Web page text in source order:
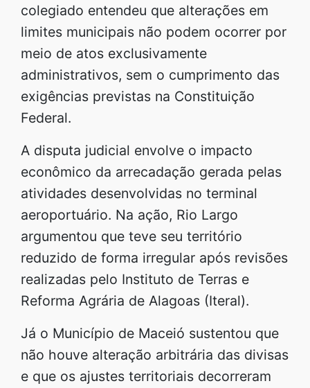
colegiado entendeu que alterações em
limites municipais não podem ocorrer por
meio de atos exclusivamente
administrativos, sem o cumprimento das
exigências previstas na Constituição
Federal.
A disputa judicial envolve o impacto
econômico da arrecadação gerada pelas
atividades desenvolvidas no terminal
aeroportuário. Na ação, Rio Largo
argumentou que teve seu território
reduzido de forma irregular após revisões
realizadas pelo Instituto de Terras e
Reforma Agrária de Alagoas (Iteral).
Já o Município de Maceió sustentou que
não houve alteração arbitrária das divisas
e que os ajustes territoriais decorreram